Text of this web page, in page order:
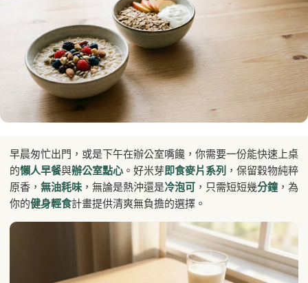
早晨匆忙出門，或是下午在辦公室嘴饞，你需要一份能快速上桌
的懶人早餐與辦公室點心 。好米芽即食麥片系列 ，保留穀物純粹
原香， 無油耗味 ，無論是熱沖還是冷泡可 ，只需短短幾分鐘，為
你的健身輕食計畫提供清爽無負擔的選擇。